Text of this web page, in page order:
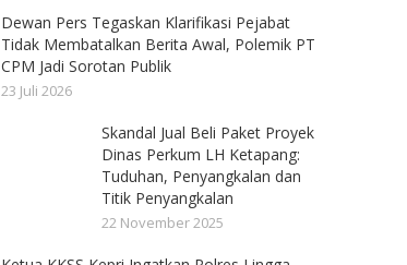
Dewan Pers Tegaskan Klarifikasi Pejabat
Tidak Membatalkan Berita Awal, Polemik PT
CPM Jadi Sorotan Publik
23 Juli 2026
Skandal Jual Beli Paket Proyek
Dinas Perkum LH Ketapang:
Tuduhan, Penyangkalan dan
Titik Penyangkalan
22 November 2025